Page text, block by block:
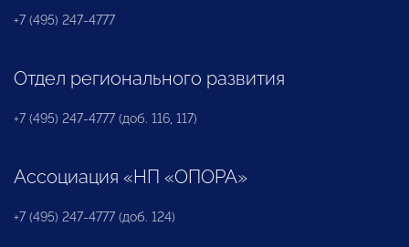
+7 (495) 247-4777
Отдел регионального развития
+7 (495) 247-4777 (доб. 116, 117)
Ассоциация «НП «ОПОРА»
+7 (495) 247-4777 (доб. 124)